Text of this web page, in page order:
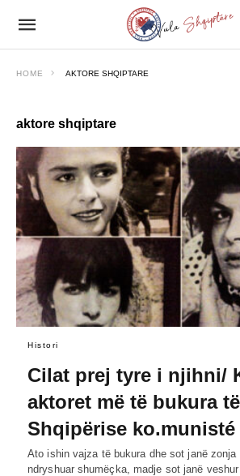
HOME AKTORE SHQIPTARE
aktore shqiptare
Histori
Cilat prej tyre i njihni/
aktoret më të bukura të
Shqipërise ko.munisté
Ato ishin vajza të bukura dhe sot janë
ndryshuar shumëçka, madje sot janë